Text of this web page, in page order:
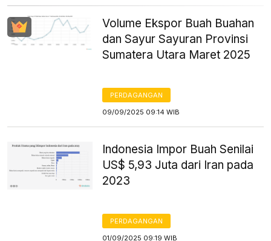
Volume Ekspor Buah Buahan
dan Sayur Sayuran Provinsi
Sumatera Utara Maret 2025
PERDAGANGAN
09/09/2025 09:14 WIB
Indonesia Impor Buah Senilai
US$ 5,93 Juta dari Iran pada
2023
PERDAGANGAN
01/09/2025 09:19 WIB